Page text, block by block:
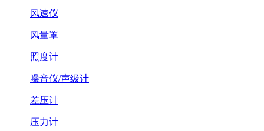
风速仪
风量罩
照度计
噪音仪/声级计
差压计
压力计